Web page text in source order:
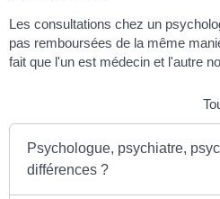
Les consultations chez un
pas remboursées de la même
fait que l'un est médecin et l'autre
Psychologue, psychiatre,
différences ?